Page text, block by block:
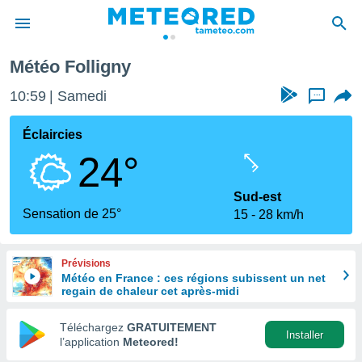
de
en
Météo Folligny
10:59 Samedi ...
Éclaircies
24°
Sensation de 25°
Sud-est
15
28 km/h
Prévisions
Météo en France : ces régions subissent un net
regain de chaleur cet après-midi
Téléchargez GRATUITEMENT
l’application Meteored!
Installer